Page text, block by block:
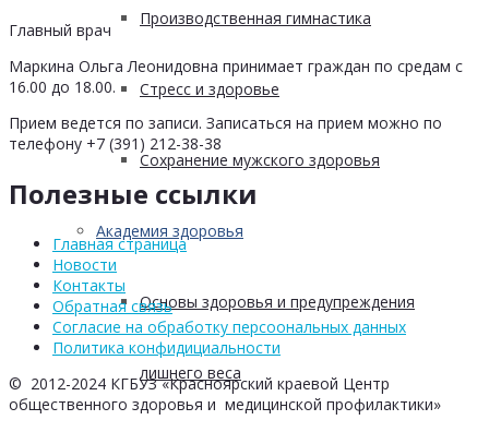
Производственная гимнастика
Стресс и здоровье
Сохранение мужского здоровья
Академия здоровья
Основы здоровья и предупреждения
лишнего веса
Главный врач
Маркина Ольга Леонидовна принимает граждан по средам с
16.00 до 18.00.
Прием ведется по записи. Записаться на прием можно по
телефону +7 (391) 212-38-38
Полезные ссылки
Главная страница
Новости
Контакты
Обратная связь
Согласие на обработку персоональных данных
Политика конфидициальности
© 2012-2024 КГБУЗ «Красноярский краевой Центр
общественного здоровья и медицинской профилактики»